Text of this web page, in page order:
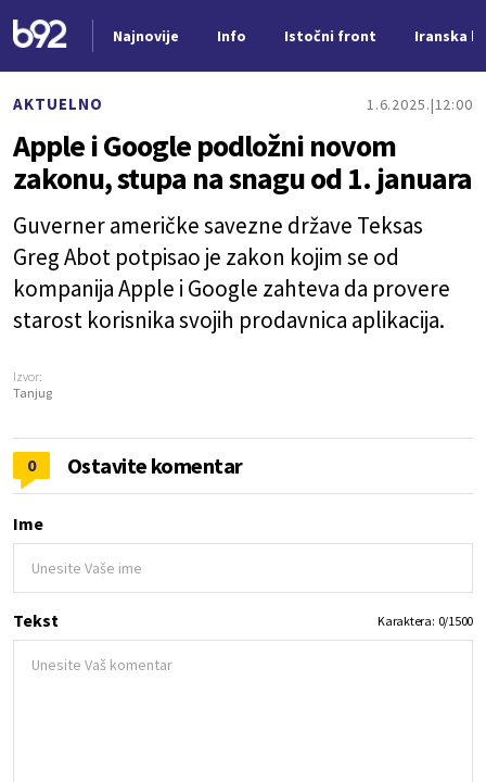
Najnovije Info Istočni front Iranska
AKTUELNO 1.6.2025. 12:00
Apple i Google podložni novom
zakonu, stupa na snagu od 1. januara
Guverner američke savezne države Teksas
Greg Abot potpisao je zakon kojim se od
kompanija Apple i Google zahteva da provere
starost korisnika svojih prodavnica aplikacija.
Izvor:
Tanjug
0 Ostavite komentar
Ime
Tekst Karaktera: 0/1500